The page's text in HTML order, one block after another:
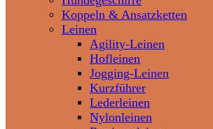
Koppeln & Ansatzketten
Leinen
Agility-Leinen
Hofleinen
Jogging-Leinen
Kurzführer
Lederleinen
Nylonleinen